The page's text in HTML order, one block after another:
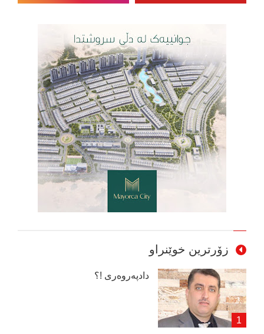
زۆرترین خوێنراو
دادپەروەری !؟